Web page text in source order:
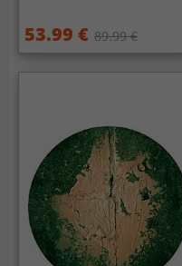
53.99 € 89.99 €